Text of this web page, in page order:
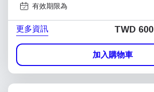
有效期限為
更多資訊 TWD 600
加入購物車